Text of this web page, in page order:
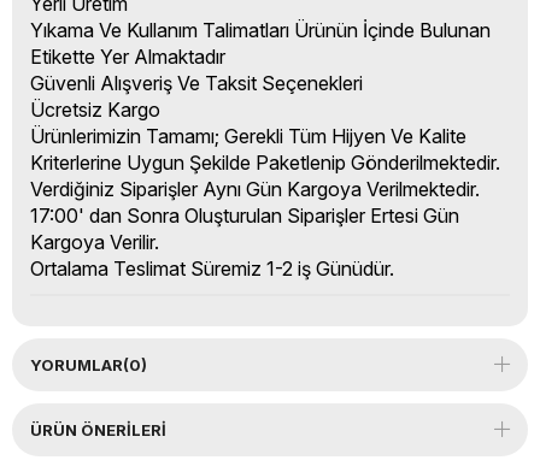
Yıkama Ve Kullanım Talimatları Ürünün İçinde Bulunan
Etikette Yer Almaktadır
Güvenli Alışveriş Ve Taksit Seçenekleri
Ücretsiz Kargo
Ürünlerimizin Tamamı; Gerekli Tüm Hijyen Ve Kalite
Kriterlerine Uygun Şekilde Paketlenip Gönderilmektedir.
Verdiğiniz Siparişler Aynı Gün Kargoya Verilmektedir.
17:00' dan Sonra Oluşturulan Siparişler Ertesi Gün
Kargoya Verilir.
Ortalama Teslimat Süremiz 1-2 iş Günüdür.
YORUMLAR(0)
ÜRÜN ÖNERILERI